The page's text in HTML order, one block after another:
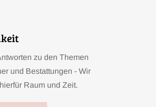
zu den Themen
und Bestattungen - Wir
Raum und Zeit.